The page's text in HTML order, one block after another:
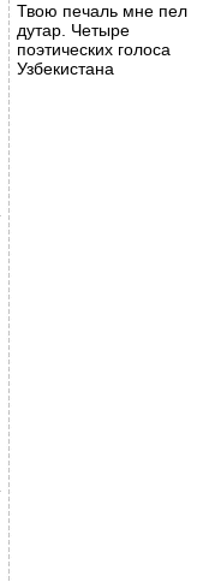
Твою печаль мне пел
дутар. Четыре
поэтических голоса
Узбекистана